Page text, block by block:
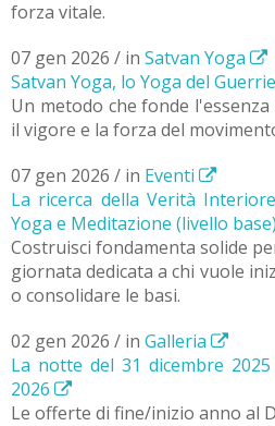
forza vitale.
07 gen 2026 / in Satvan Yoga
Satvan Yoga, lo Yoga del
Un metodo che fonde
il vigore e la forza del
07 gen 2026 / in Eventi
La ricerca della Verità
Yoga e Meditazione (livello base)
Costruisci fondamenta solide
giornata dedicata a chi vuole
o consolidare le basi.
02 gen 2026 / in Galleria
La notte del 31 dicembre
2026
Le offerte di fine/inizio anno al